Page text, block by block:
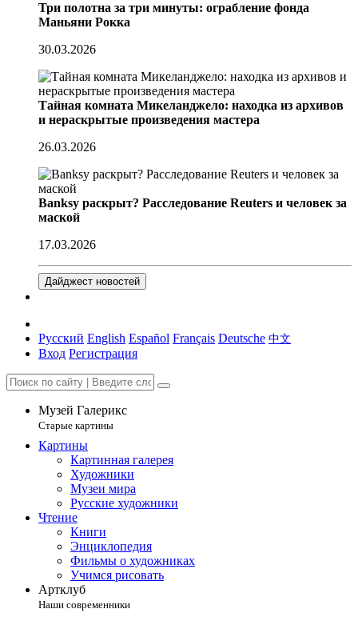
Три полотна за три минуты: ограбление фонда
Маньяни Рокка
30.03.2026
Тайная комната Микеланджело: находка из архивов
и нераскрытые произведения мастера
26.03.2026
Banksy раскрыт? Расследование Reuters и человек за
маской
17.03.2026
Дайджест новостей
Русский English Español Français Deutsche 中文
Вход Регистрация
Музей Галерикс
Старые картины
Картины
Картинная галерея
Художники
Музеи мира
Русские художники
Чтение
Книги
Энциклопедия
Фильмы о художниках
Учимся рисовать
Артклуб
Наши современники